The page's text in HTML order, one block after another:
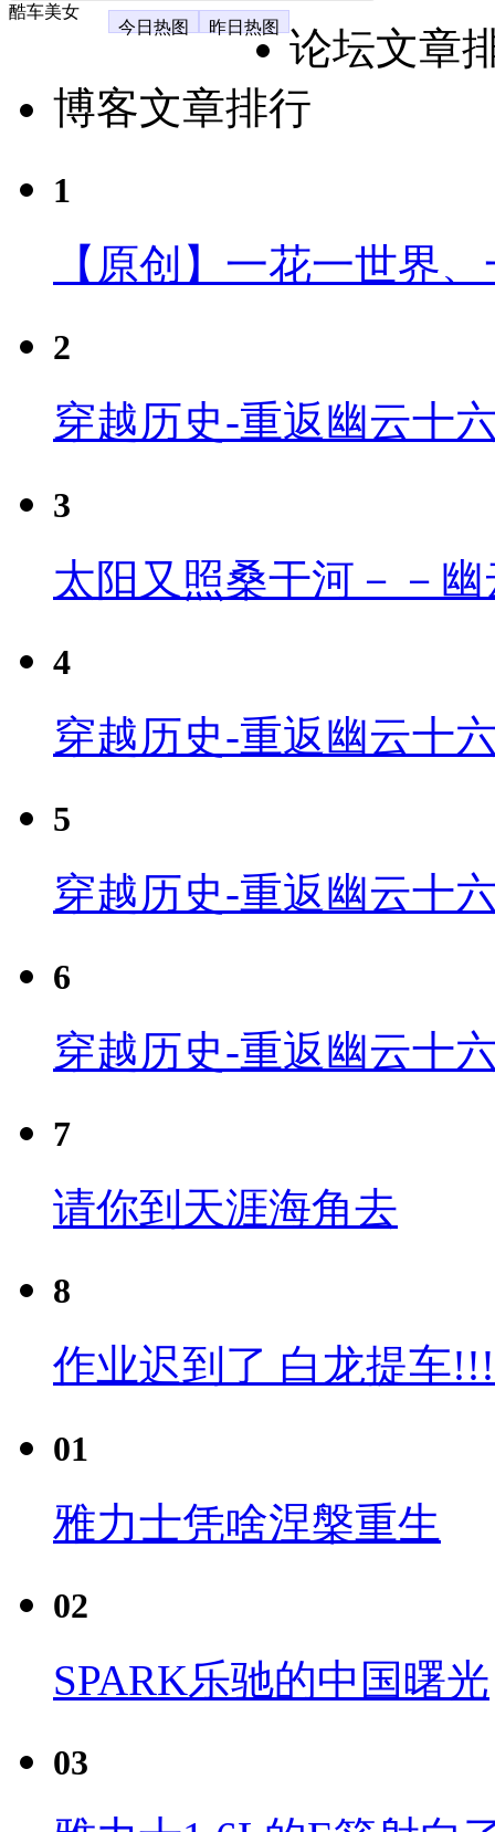
酷车美女
今日热图
昨日热图
论坛文章
博客文章排行
1
【原创】一花一世界
2
穿越历史-重返幽云十
3
太阳又照桑干河－－
4
穿越历史-重返幽云十
5
穿越历史-重返幽云十
6
穿越历史-重返幽云十
7
请你到天涯海角去
8
作业迟到了 白龙提车
01
雅力士凭啥涅槃重生
02
SPARK乐驰的中国曙光
03